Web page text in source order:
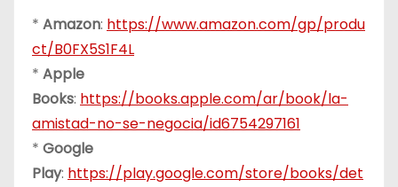
* Amazon: https://www.amazon.com/gp/produ
ct/B0FX5S1F4L
* Apple
Books: https://books.apple.com/ar/book/la-
amistad-no-se-negocia/id6754297161
* Google
Play: https://play.google.com/store/books/det